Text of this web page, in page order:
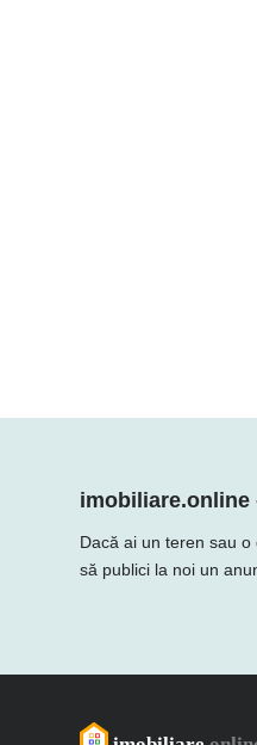
imobiliare.online
Dacă ai un teren sau
să publici la noi un